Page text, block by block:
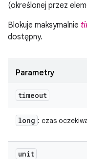
(określonej przez
Blokuje maksymalnie
dostępny.
Parametry
timeout
long : czas
unit